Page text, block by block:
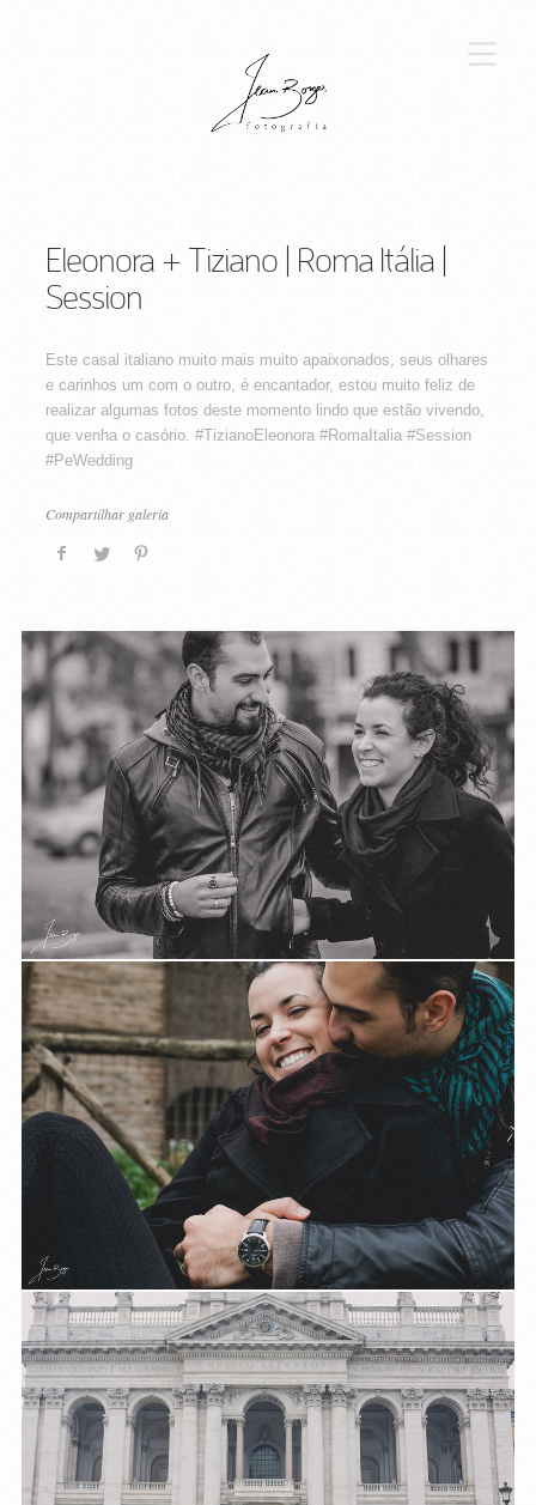
Eleonora + Tiziano | Roma Itália |
Session
Este casal italiano muito mais muito apaixonados, seus olhares
e carinhos um com o outro, é encantador, estou muito feliz de
realizar algumas fotos deste momento lindo que estão vivendo,
que venha o casório. #TizianoEleonora #RomaItalia #Session
#PeWedding
Compartilhar galeria